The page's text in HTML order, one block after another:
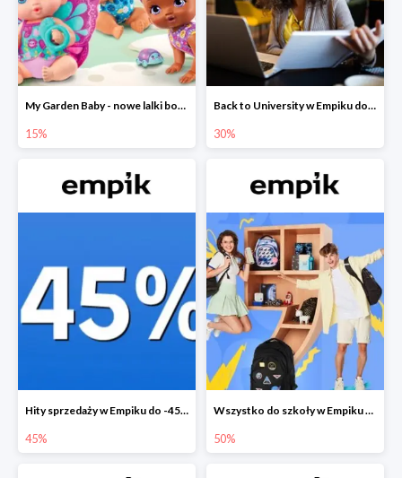
My Garden Baby - nowe lalki bobaski w Empiku do -15%
15%
Back to University w Empiku do -30%
30%
Hity sprzedaży w Empiku do -45%
45%
Wszystko do szkoły w Empiku do -50%
50%